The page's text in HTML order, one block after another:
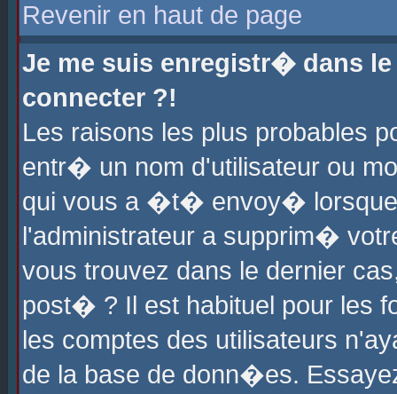
Revenir en haut de page
Je me suis enregistr� dans
connecter ?!
Les raisons les plus probables
entr� un nom d'utilisateur ou
qui vous a �t� envoy�
l'administrateur a supprim�
vous trouvez dans le dernier
post� ? Il est habituel pour les
les comptes des utilisateurs
de la base de donn�es.